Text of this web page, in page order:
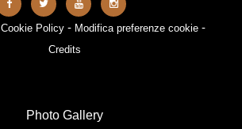
Cookie Policy- Modifica preferenze cookie-
Credits
Photo Gallery